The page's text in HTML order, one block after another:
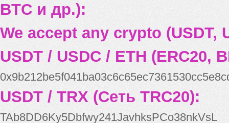
BTC и др.):
We accept any crypto (USDT,
USDT / USDC / ETH (ERC20,
USDT / TRX (Сеть TRC20):
TAb8DD6Ky5Dbfwy241JavhksPCo38nkVsL